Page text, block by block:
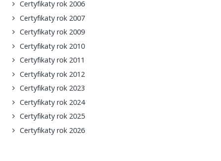
Certyfikaty rok 2006
Certyfikaty rok 2007
Certyfikaty rok 2009
Certyfikaty rok 2010
Certyfikaty rok 2011
Certyfikaty rok 2012
Certyfikaty rok 2023
Certyfikaty rok 2024
Certyfikaty rok 2025
Certyfikaty rok 2026